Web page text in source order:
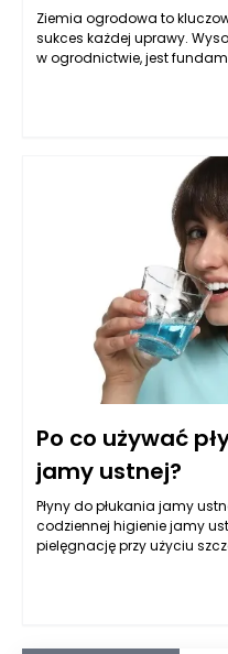
Ziemia ogrodowa to
sukces każdej uprawy.
w ogrodnictwie, jest
warunkach suchej pogody,
dusząc pędy roślin. Istotne
zrozumieć, jak te zjawiska
oraz w jaki sposób można
pakowania. Rozpoznanie
pozwala nie tylko na lepsze
właściwe stosowanie
ogrodowej, które powinny
indywidualnymi
Po co używać
jamy ustnej?
Płyny do płukania jamy
codziennej higienie jamy
pielęgnację przy użyciu
niezwykle skuteczne, nie
wiele z nich ma konkretne